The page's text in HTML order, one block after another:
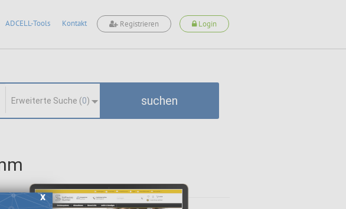
ADCELL-Tools Kontakt Registrieren Login
Erweiterte Suche (0) suchen